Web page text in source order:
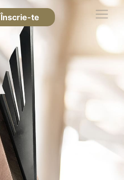
Înscrie-te